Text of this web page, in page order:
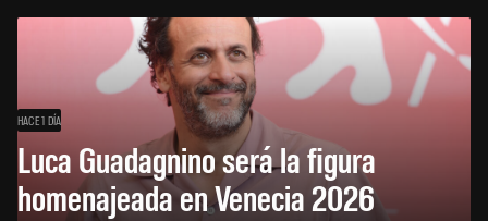
HACE 1 DÍA
Luca Guadagnino será la figura
homenajeada en Venecia 2026